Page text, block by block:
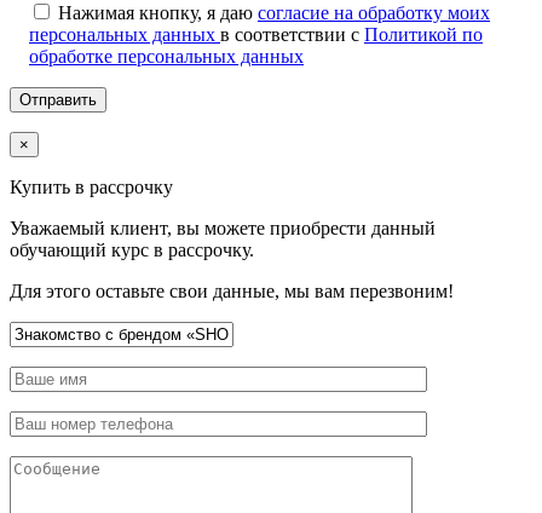
Нажимая кнопку, я даю согласие на обработку моих
персональных данных в соответствии с Политикой по
обработке персональных данных
×
Купить в рассрочку
Уважаемый клиент, вы можете приобрести данный
обучающий курс в рассрочку.
Для этого оставьте свои данные, мы вам перезвоним!